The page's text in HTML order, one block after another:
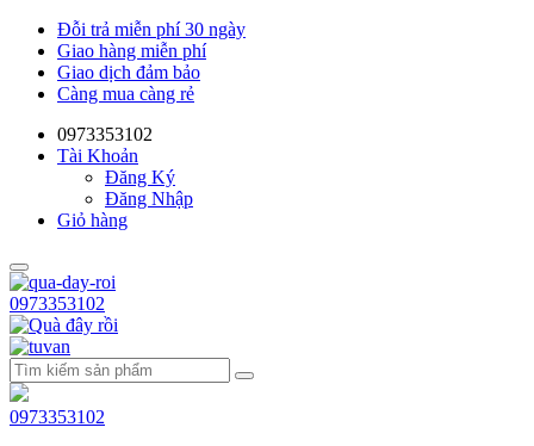
Đỗi trả miễn phí 30 ngày
Giao hàng miễn phí
Giao dịch đảm bảo
Càng mua càng rẻ
0973353102
Tài Khoản
Đăng Ký
Đăng Nhập
Giỏ hàng
0973353102
0973353102